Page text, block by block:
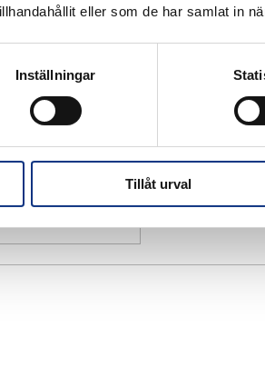
eller som de har samlat in
Inställningar
Tillåt urval